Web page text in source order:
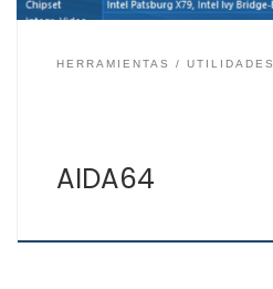
HERRAMIENTAS UTILIDADES
AIDA64